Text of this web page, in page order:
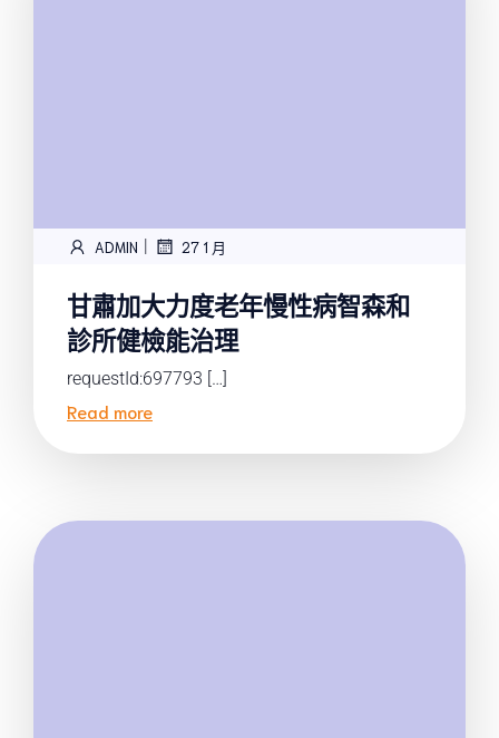
ADMIN | 27 1 月
甘肅加大力度老年慢性病智森和
診所健檢能治理
requestId:697793 […]
Read more